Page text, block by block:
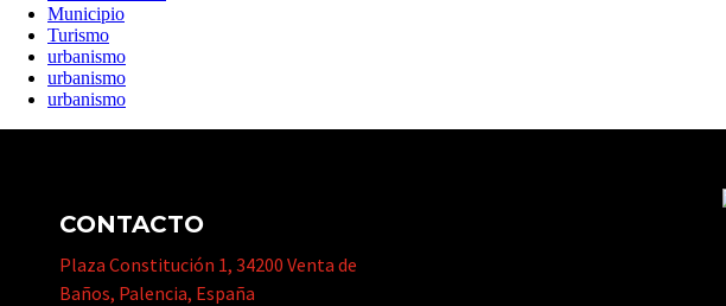
Municipio
Turismo
urbanismo
urbanismo
urbanismo
CONTACTO
Plaza Constitución 1, 34200 Venta de
Baños, Palencia, España